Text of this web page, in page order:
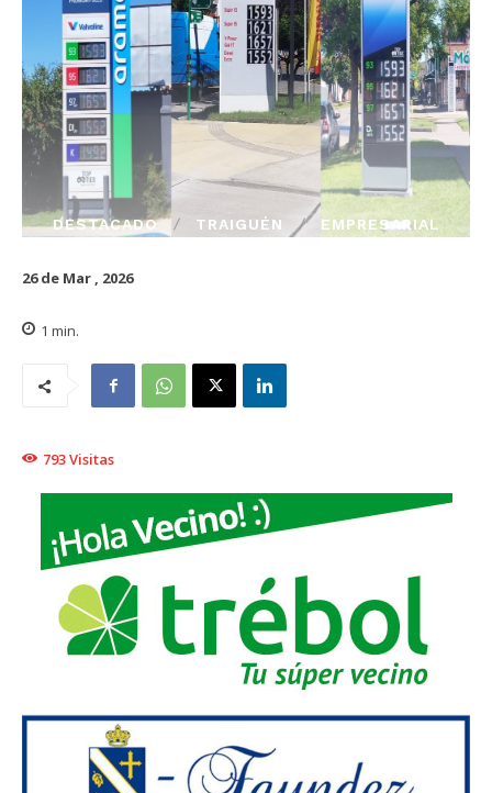
DESTACADO TRAIGUÉN EMPRESARIAL
26 de Mar , 2026
1 min.
793Visitas